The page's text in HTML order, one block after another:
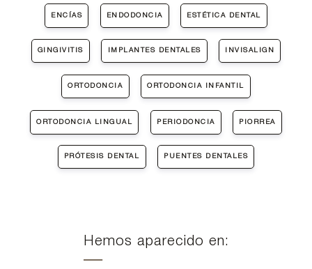
ENCÍAS ENDODONCIA ESTÉTICA DENTAL
GINGIVITIS IMPLANTES DENTALES INVISALIGN
ORTODONCIA ORTODONCIA INFANTIL
ORTODONCIA LINGUAL PERIODONCIA PIORREA
PRÓTESIS DENTAL PUENTES DENTALES
Hemos aparecido en: